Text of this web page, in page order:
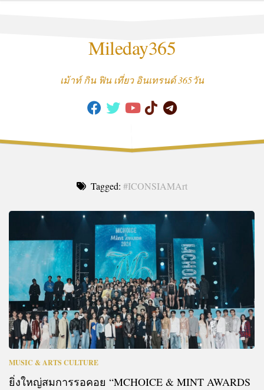
Mileday365
เม้าท์ กิน ฟิน เที่ยว อินเทรนด์ 365วัน
Tagged: #ICONSIAMArt
MUSIC & ARTS CULTURE
ยิ่งใหญ่สมการรอคอย “MCHOICE & MINT AWARDS